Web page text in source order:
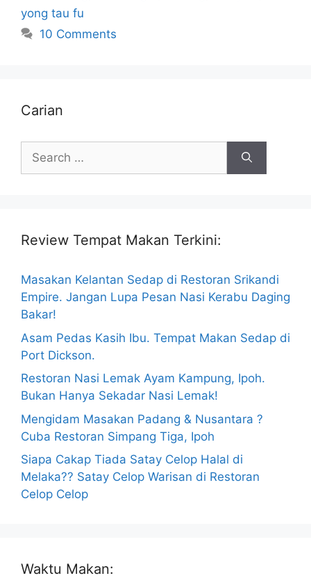
yong tau fu
10 Comments
Carian
Search
for:
Review Tempat Makan Terkini:
Masakan Kelantan Sedap di Restoran Srikandi
Empire. Jangan Lupa Pesan Nasi Kerabu Daging
Bakar!
Asam Pedas Kasih Ibu. Tempat Makan Sedap di
Port Dickson.
Restoran Nasi Lemak Ayam Kampung, Ipoh.
Bukan Hanya Sekadar Nasi Lemak!
Mengidam Masakan Padang & Nusantara ?
Cuba Restoran Simpang Tiga, Ipoh
Siapa Cakap Tiada Satay Celop Halal di
Melaka?? Satay Celop Warisan di Restoran
Celop Celop
Waktu Makan: